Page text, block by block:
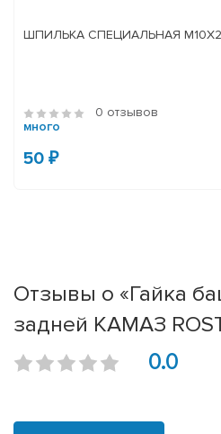
ШПИЛЬКА СПЕЦИАЛЬНАЯ
0 отзывов
много
50 ₽
Отзывы о «Гайка
задней КАМАЗ
0.0